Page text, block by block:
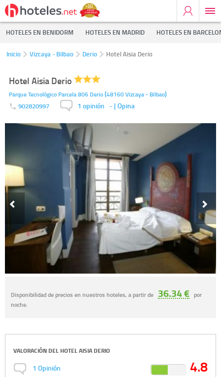
HOTELES EN BENIDORM HOTELES EN MADRID HOTELES EN
Inicio Vizcaya - Bilbao Derio Hotel Aisia Derio
Hotel Aisia Derio
Parque Tecnológico Parcela 806 Derio(48160Vizcaya - Bilbao)
902820997 1 opinión - | Opina
Disponibilidad de precios en nuestros hoteles, a partir de 36.34 € por
noche.
VALORACIÓN DEL HOTEL AISIA DERIO
1 Opinión 4.8